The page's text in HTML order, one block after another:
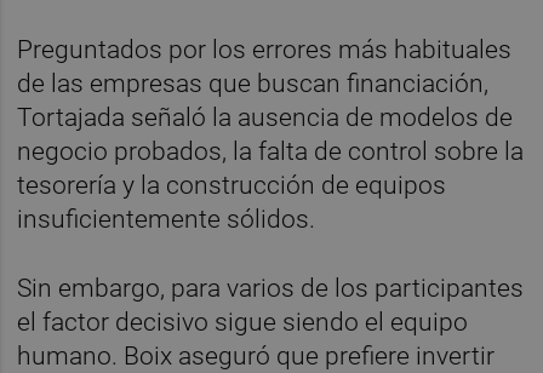
Preguntados por los errores más habituales
de las empresas que buscan financiación,
Tortajada señaló la ausencia de modelos de
negocio probados, la falta de control sobre la
tesorería y la construcción de equipos
insuficientemente sólidos.
Sin embargo, para varios de los participantes
el factor decisivo sigue siendo el equipo
humano. Boix aseguró que prefiere invertir